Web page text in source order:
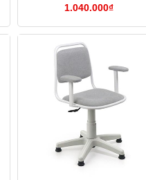
1.040.000₫